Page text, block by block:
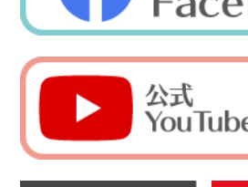
【地域のときめき情報】9月21日(
ハーモニー管弦楽団 第33回 定期
【番組情報】8月7日(金) まいぷレ
2026.08.07
【地域のときめきイベント】珈
店散歩 8月・9月・10月 月替わり
2026.08.05